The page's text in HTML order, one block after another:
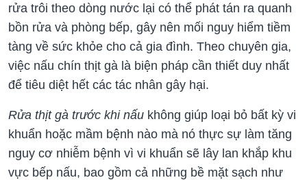
rửa trôi theo dòng nước lại có thể phát tán ra quanh
bồn rửa và phòng bếp, gây nên mối nguy hiểm tiềm
tàng về sức khỏe cho cả gia đình. Theo chuyên gia,
việc nấu chín thịt gà là biện pháp cần thiết duy nhất
để tiêu diệt hết các tác nhân gây hại.
Rửa thịt gà trước khi nấu không giúp loại bỏ bất kỳ vi
khuẩn hoặc mầm bệnh nào mà nó thực sự làm tăng
nguy cơ nhiễm bệnh vì vi khuẩn sẽ lây lan khắp khu
vực bếp nấu, bao gồm cả những bề mặt sạch như